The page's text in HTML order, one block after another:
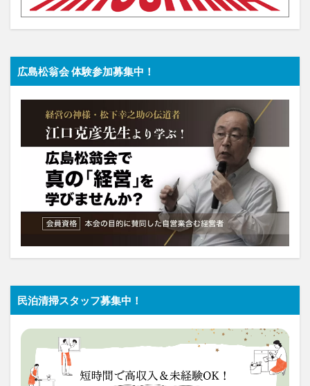
広島松翁会 体験参加募集中！
民泊清掃スタッフ募集中！